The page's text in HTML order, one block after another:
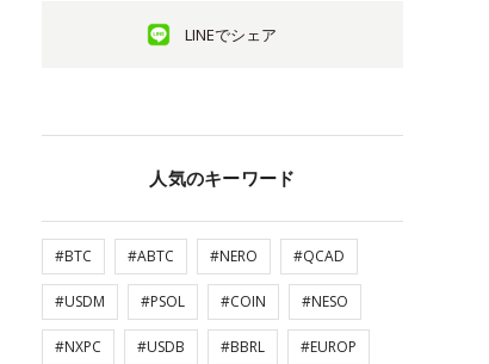
LINEでシェア
人気のキーワード
#BTC #ABTC #NERO #QCAD
#USDM #PSOL #COIN #NESO
#NXPC #USDB #BBRL #EUROP